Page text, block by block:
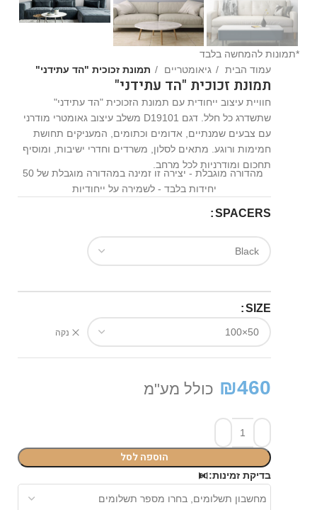
*תמונות להמחשה בלבד
עמוד הבית
גיאומטריים תמונת זכוכית "הד עתידני"
תמונת זכוכית "הד עתידני"
חוויית עיצוב ייחודית עם תמונת הזכוכית "הד עתידני"
שתשדרג כל חלל. דגם D19101 משלב עיצוב גאומטרי מודרני
עם צבעים שמנתיים, אדומים וכתומים, המעניקים תחושת
חמימות ורוגע. מתאים לסלון, משרדים וחדרי ישיבות, ומוסיף
תחכום ומודרניות לכל מרחב.
מהדורה מוגבלת - יצירה זו זמינה במהדורה מוגבלת של 50
יחידות בלבד - לשמירה על ייחודיות
SPACERS
SIZE
נקה
₪460 כולל מע"מ
הוספה לסל
בדיקת זמינות:⏳